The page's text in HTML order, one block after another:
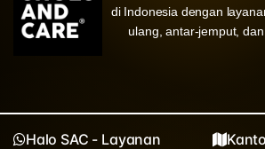
di Indonesia dengan
ulang, antar-jemput,
Halo SAC - Layanan